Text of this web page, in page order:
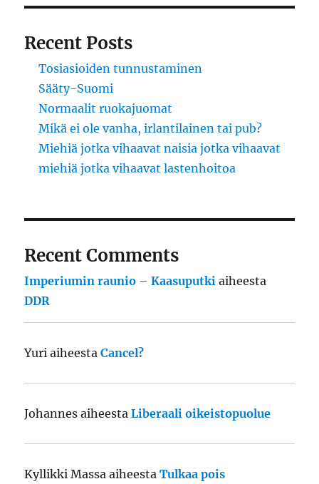
Recent Posts
Tosiasioiden tunnustaminen
Sääty-Suomi
Normaalit ruokajuomat
Mikä ei ole vanha, irlantilainen tai pub?
Miehiä jotka vihaavat naisia jotka vihaavat
miehiä jotka vihaavat lastenhoitoa
Recent Comments
Imperiumin raunio – Kaasuputki aiheesta
DDR
Yuri aiheestaCancel?
Johannes aiheestaLiberaali oikeistopuolue
Kyllikki Massa aiheestaTulkaa pois